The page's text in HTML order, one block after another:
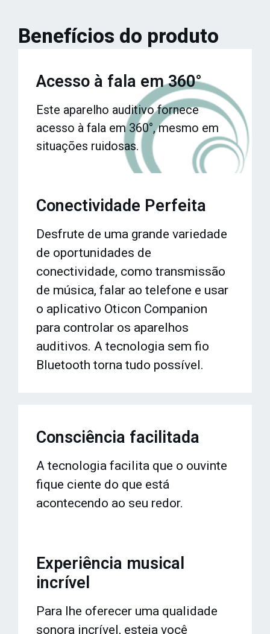
Benefícios do produto
Acesso à fala em 360°
Este aparelho auditivo fornece
acesso à fala em 360°, mesmo em
situações ruidosas.
Conectividade Perfeita
Desfrute de uma grande variedade
de oportunidades de
conectividade, como transmissão
de música, falar ao telefone e usar
o aplicativo Oticon Companion
para controlar os aparelhos
auditivos. A tecnologia sem fio
Bluetooth torna tudo possível.
Consciência facilitada
A tecnologia facilita que o ouvinte
fique ciente do que está
acontecendo ao seu redor.
Experiência musical
incrível
Para lhe oferecer uma qualidade
sonora incrível, esteja você